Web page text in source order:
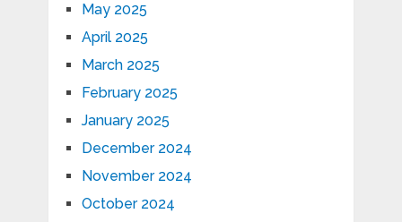
May 2025
April 2025
March 2025
February 2025
January 2025
December 2024
November 2024
October 2024